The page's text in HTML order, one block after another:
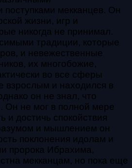
поступками мекканцев. Он
жизни, игр и
никогда не принимал.
традиции, которые
и невежественные
их многобожие,
во все сферы
взрослым и находился в
он не знал, что
Он не мог в полной мере
и достичь спокойствия
и мышлением он
поклонения идолам и
пророка Ибрахима,
мекканцам, но пока еще